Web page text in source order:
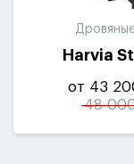
Harvia
от 43
48